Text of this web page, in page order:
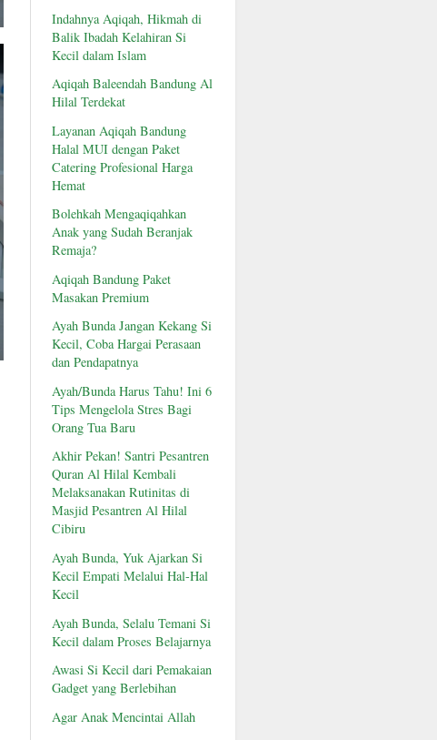
Indahnya Aqiqah, Hikmah di
Balik Ibadah Kelahiran Si
Kecil dalam Islam
Aqiqah Baleendah Bandung Al
Hilal Terdekat
Layanan Aqiqah Bandung
Halal MUI dengan Paket
Catering Profesional Harga
Hemat
Bolehkah Mengaqiqahkan
Anak yang Sudah Beranjak
Remaja?
Aqiqah Bandung Paket
Masakan Premium
Ayah Bunda Jangan Kekang Si
Kecil, Coba Hargai Perasaan
dan Pendapatnya
Ayah/Bunda Harus Tahu! Ini 6
Tips Mengelola Stres Bagi
Orang Tua Baru
Akhir Pekan! Santri Pesantren
Quran Al Hilal Kembali
Melaksanakan Rutinitas di
Masjid Pesantren Al Hilal
Cibiru
Ayah Bunda, Yuk Ajarkan Si
Kecil Empati Melalui Hal-Hal
Kecil
Ayah Bunda, Selalu Temani Si
Kecil dalam Proses Belajarnya
Awasi Si Kecil dari Pemakaian
Gadget yang Berlebihan
Agar Anak Mencintai Allah